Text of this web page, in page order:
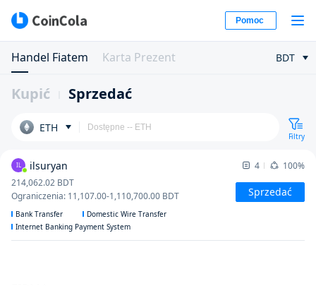
Pomoc
Handel Fiatem Karta Prezent BDT
Kupić Sprzedać
ETH
Filtry
IL ilsuryan 4
100%
214,062.02 BDT
Ograniczenia: 11,107.00-1,110,700.00 BDT Sprzedać
Bank Transfer
Domestic Wire Transfer
Internet Banking Payment System